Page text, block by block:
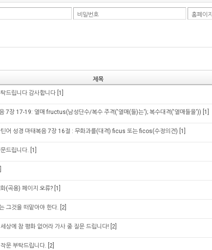
비밀번호 홈페이지
제목
드립니다 감사합니다 [1]
7장 17-19: 열매 fructus(남성단수/복수 주격('열매(들)는'); 복수대격('열매들을')) [1]
어 성경 마태복음 7장 16절 : 무화과를(대격) ficus 또는 ficos(수정의견) [1]
드립니다. [1]
(곡용) 페이지 오류? [1]
그것을 떠맡아야 한다. [2]
상에 참 평화 없어라 가사 중 질문 드립니다! [2]
문 부탁드립니다. [2]